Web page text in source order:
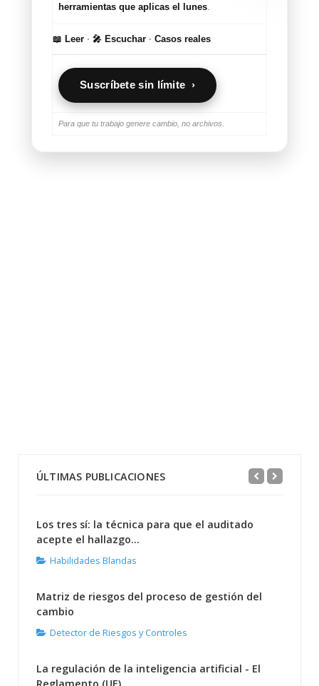
herramientas que aplicas el lunes.
📖 Leer · 🎤 Escuchar · Casos reales
Suscríbete sin límite ›
Para que tu trabajo genere cambio, no archivos.
ÚLTIMAS PUBLICACIONES
Los tres sí: la técnica para que el auditado
acepte el hallazgo...
Habilidades Blandas
Matriz de riesgos del proceso de gestión del
cambio
Detector de Riesgos y Controles
La regulación de la inteligencia artificial - El